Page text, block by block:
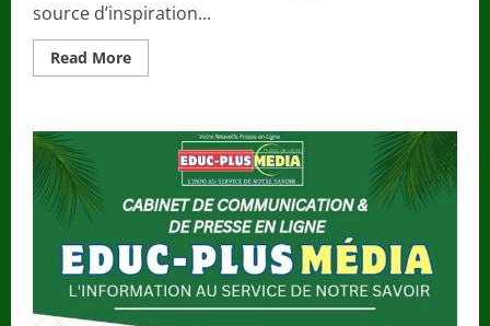
source d’inspiration...
Read MoreRead
more
un
inspirant
la
jeunesse
africaine
en
quête
de
paix
et
de